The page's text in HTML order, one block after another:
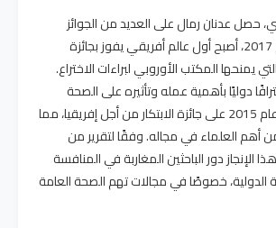
حصل عدنان رمال على العديد من الجوائز
المرموقة. في عام 2017، أصبح أول عالم أفريقي يفوز بجائزة
يمنحها المكتب الأوروبي لبراءات الاختراع.
دوليًا بأهمية عمله وتأثيره على الصحة
العامة. كما حصل عام 2015 على جائزة الابتكار من أجل إفريقيا، مما
أهم العلماء في مجاله. وفقًا لتقرير من
الإنجاز دور الباحثين المغاربة في المنافسة
الدولية، خصوصًا في مجالات تهم الصحة العامة